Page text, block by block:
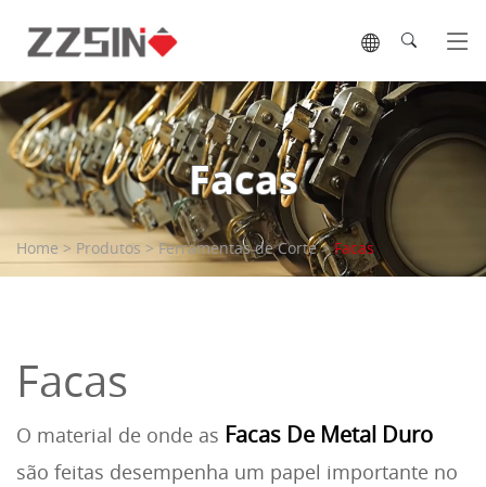
Facas
Home > Produtos > Ferramentas de Corte>Facas
Facas
O material de onde as Facas De Metal Duro
são feitas desempenha um papel importante no